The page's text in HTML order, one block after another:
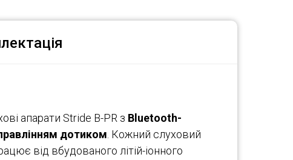
апарати Stride B-PR з Bluetooth-
дотиком . Кожний слуховий
від вбудованого літій-іонного